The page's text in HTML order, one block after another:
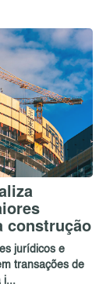
construção
jurídicos e
transações de
i...